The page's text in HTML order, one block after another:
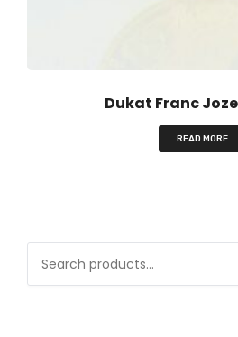
Dukat Franc
READ MORE